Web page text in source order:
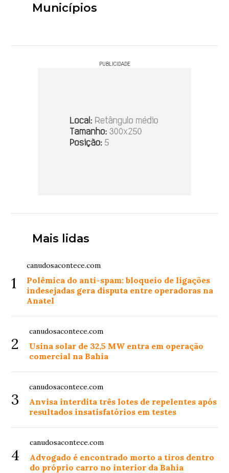
Municípios
PUBLICIDADE
Mais lidas
1
canudosacontece.com
Polêmica do anti-spam: bloqueio de ligações
indesejadas gera disputa entre operadoras na
Anatel
2
canudosacontece.com
Usina solar de 32,5 MW entra em operação
comercial na Bahia
3
canudosacontece.com
Anvisa interdita três lotes de repelentes após
resultados insatisfatórios em testes
4
canudosacontece.com
Advogado é encontrado morto a tiros dentro
do próprio carro no interior da Bahia